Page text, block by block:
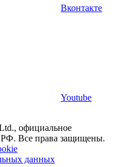
Вконтакте
Youtube
официальное
РФ. Все права защищены.
данных